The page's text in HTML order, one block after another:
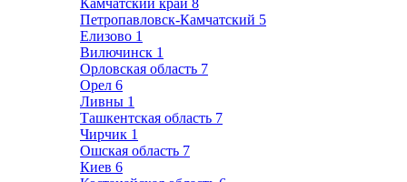
Камчатский край 8
Петропавловск-Камчатский 5
Елизово 1
Вилючинск 1
Орловская область 7
Орел 6
Ливны 1
Ташкентская область 7
Чирчик 1
Ошская область 7
Киев 6